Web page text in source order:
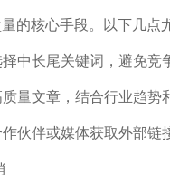
的核心手段。以下几点
中长尾关键词，避免竞
量文章，结合行业趋势
伙伴或媒体获取外部链